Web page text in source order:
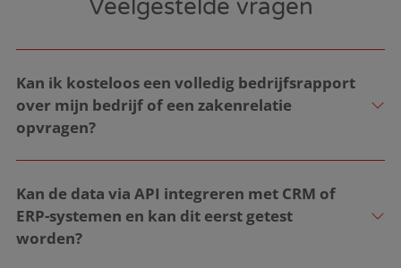
Veelgestelde vragen
Kan ik kosteloos een volledig bedrijfsrapport
over mijn bedrijf of een zakenrelatie
opvragen?
Ja.U kuntgratis een volledig bedrijfsrapport
risicogegevens bekijken, zonder betaalgegevens in te
voeren.
Kan de data via API integreren met CRM of
ERP-systemen en kan dit eerst getest
worden?